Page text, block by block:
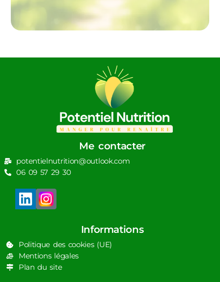
Me contacter
potentielnutrition@outlook.com
06 09 57 29 30
Informations
Politique des cookies (UE)
Mentions légales
Plan du site